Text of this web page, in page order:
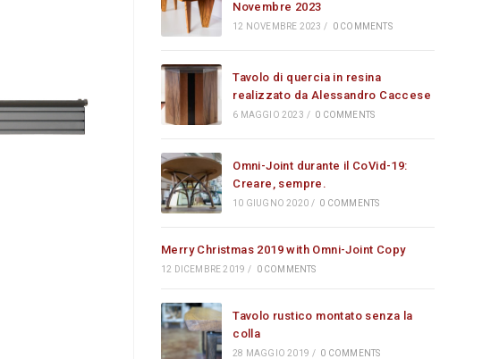
Novembre 2023
12 NOVEMBRE 2023 / 0 COMMENTS
Tavolo di quercia in resina
realizzato da Alessandro Caccese
6 MAGGIO 2023 / 0 COMMENTS
Omni-Joint durante il CoVid-19:
Creare, sempre.
10 GIUGNO 2020 / 0 COMMENTS
Merry Christmas 2019 with Omni-Joint Copy
12 DICEMBRE 2019 / 0 COMMENTS
Tavolo rustico montato senza la
colla
28 MAGGIO 2019 / 0 COMMENTS